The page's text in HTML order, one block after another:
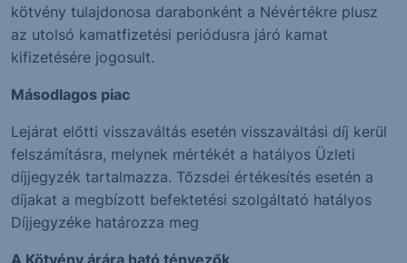
kötvény tulajdonosa darabonként a Névértékre plusz
az utolsó kamatfizetési periódusra járó kamat
kifizetésére jogosult.
Másodlagos piac
Lejárat előtti visszaváltás esetén visszaváltási díj kerül
felszámításra, melynek mértékét a hatályos Üzleti
díjjegyzék tartalmazza. Tőzsdei értékesítés esetén a
díjakat a megbízott befektetési szolgáltató hatályos
Díjjegyzéke határozza meg